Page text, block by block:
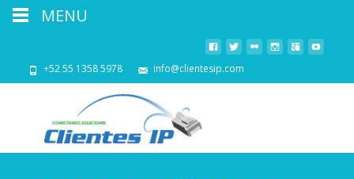
+52 55 1358 5978 info@clientesip.com
MENU